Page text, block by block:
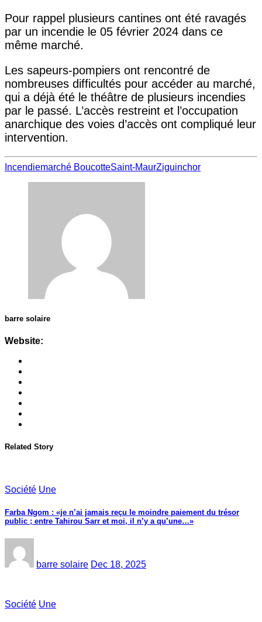
Pour rappel plusieurs cantines ont été ravagés
par un incendie le 05 février 2024 dans ce
même marché.
Les sapeurs-pompiers ont rencontré de
nombreuses difficultés pour accéder au marché,
qui a déjà été le théâtre de plusieurs incendies
par le passé. L’accès restreint et l’occupation
anarchique des voies d’accès ont compliqué leur
intervention.
Incendiemarché BoucotteSaint-MaurZiguinchor
barre solaire
Website:
Related Story
Société Une
Farba Ngom : «je n’ai jamais reçu le moindre paiement du trésor
public ; entre Tahirou Sarr et moi, il n’y a qu’une…»
barre solaire Dec 18, 2025
Société Une